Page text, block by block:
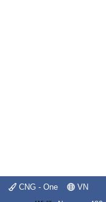
CNG - One VN